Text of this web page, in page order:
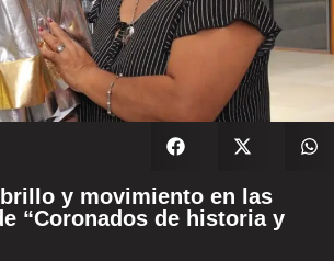
y movimiento en las
“Coronados de historia y